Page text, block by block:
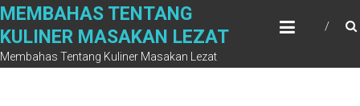
Skip
content
MEMBAHAS TENTANG
KULINER MASAKAN LEZAT
Membahas Tentang Kuliner Masakan Lezat